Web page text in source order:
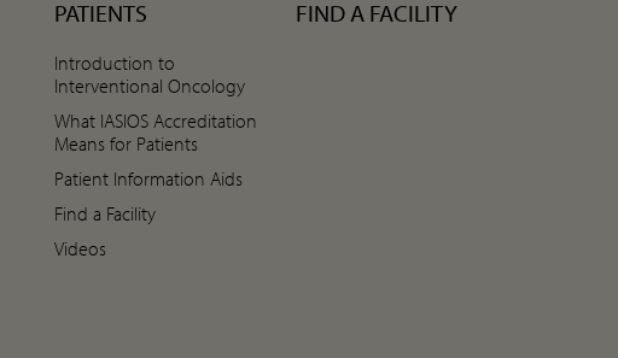
PATIENTS
Introduction to
Interventional Oncology
What IASIOS Accreditation
Means for Patients
Patient Information Aids
Find a Facility
Videos
FIND A FACILITY